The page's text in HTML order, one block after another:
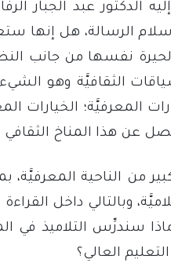
إليه الدكتور عبد
الرسالة، هل إنها
نفسها من جانب
الثقافيَّة وهو
المعرفيَّة؛ الخيارات
عن هذا المناخ
من الناحية المعرفيَّة،
وبالتالي داخل
سندرِّس التلاميذ في
العالي؟